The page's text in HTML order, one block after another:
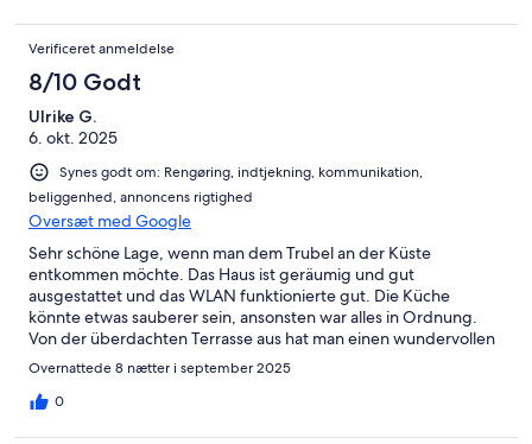
Verificeret anmeldelse
8/10 Godt
Ulrike G.
6. okt. 2025
Synes godt om: Rengøring, indtjekning, kommunikation,
beliggenhed, annoncens rigtighed
Oversæt med Google
Sehr schöne Lage, wenn man dem Trubel an der Küste
entkommen möchte. Das Haus ist geräumig und gut
ausgestattet und das WLAN funktionierte gut. Die Küche
könnte etwas sauberer sein, ansonsten war alles in Ordnung.
Von der überdachten Terrasse aus hat man einen wundervollen
Blick, der bei klarem Wetter bis zur Küste reicht. Die Vermieter
sind freundlich und reagieren schnell, wenn man ein Anliegen
hat – vielen Dank Vrank für die schnelle Hilfe.
Overnattede 8 nætter i september 2025
0